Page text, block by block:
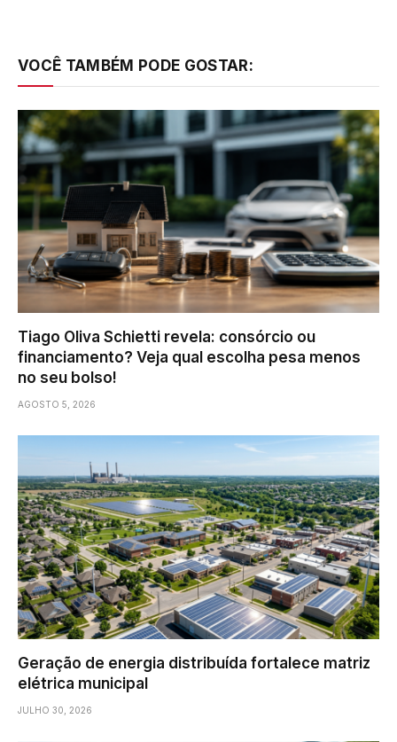
VOCÊ TAMBÉM PODE GOSTAR:
Tiago Oliva Schietti revela: consórcio ou
financiamento? Veja qual escolha pesa menos
no seu bolso!
AGOSTO 5, 2026
Geração de energia distribuída fortalece matriz
elétrica municipal
JULHO 30, 2026